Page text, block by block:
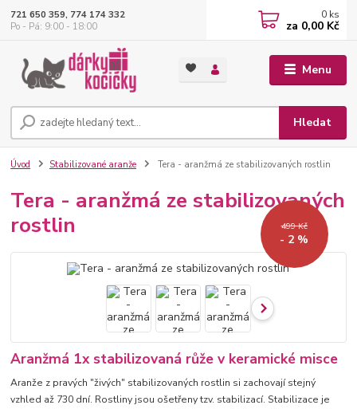
Menu
Hledat
721 650 359, 774 174 332
Po - Pá: 9:00 - 18:00
0 ks
za 0,00 Kč
Úvod Stabilizované aranže Tera - aranžmá ze stabilizovaných rostlin
Tera - aranžmá ze stabilizovaných
rostlin
499 Kč
- 2 %
Aranžmá 1x stabilizovaná růže v keramické misce
Aranže z pravých "živých" stabilizovaných rostlin si zachovají stejný
vzhled až 730 dní. Rostliny jsou ošetřeny tzv. stabilizací. Stabilizace je